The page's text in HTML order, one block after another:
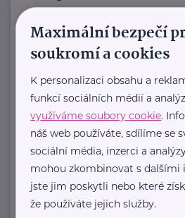
srdcem máma dvou ...
+420 605 249 850
Zobrazit přehled
Maximální bezpečí
soukromí a cookies
K personalizaci obsahu a
funkcí sociálních médií a
využíváme soubory cookie.
náš web používáte, sdílíme se
sociální média, inzerci a
mohou zkombinovat s dalšími
jste jim poskytli nebo které
že používáte jejich služby.